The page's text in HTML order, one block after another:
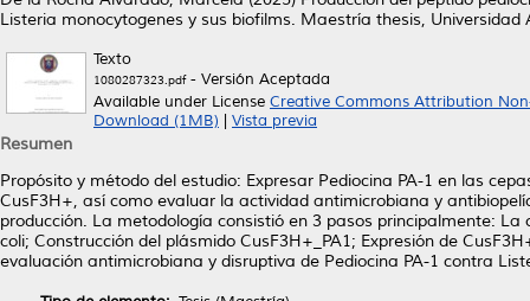
Listeria monocytogenes y sus biofilms. Maestría thesis, Universidad
Texto
1080287323.pdf- Versión Aceptada
Available under License Creative Commons Attribution
Download (1MB)
Vista previa
Resumen
Propósito y método del estudio: Expresar Pediocina PA-1 en las
CusF3H+, así como evaluar la actividad antimicrobiana y
producción. La metodología consistió en 3 pasos principalmente:
coli; Construcción del plásmido CusF3H+_PA1; Expresión de
evaluación antimicrobiana y disruptiva de Pediocina PA-1 contra